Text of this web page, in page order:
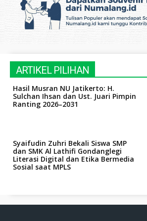
ARTIKEL PILIHAN
Hasil Musran NU Jatikerto: H.
Sulchan Ihsan dan Ust. Juari Pimpin
Ranting 2026–2031
Syaifudin Zuhri Bekali Siswa SMP
dan SMK Al Lathifi Gondanglegi
Literasi Digital dan Etika Bermedia
Sosial saat MPLS